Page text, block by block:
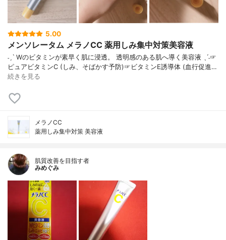
5.00
メンソレータム メラノCC 薬用しみ集中対策美容液
˗ˏˋ Wのビタミンが素早く肌に浸透。 透明感のある肌へ導く美容液 ˎˊ˗☞
ピュアビタミンC (しみ、そばかす予防)☞ビタミンE誘導体 (血行促進…
続きを見る
メラノCC
薬用しみ集中対策 美容液
肌質改善を目指す者
みめぐみ